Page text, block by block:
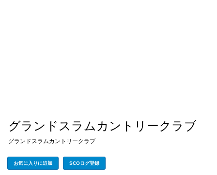
グランドスラムカントリークラブ
グランドスラムカントリークラブ
お気に入りに追加 SCOログ登録